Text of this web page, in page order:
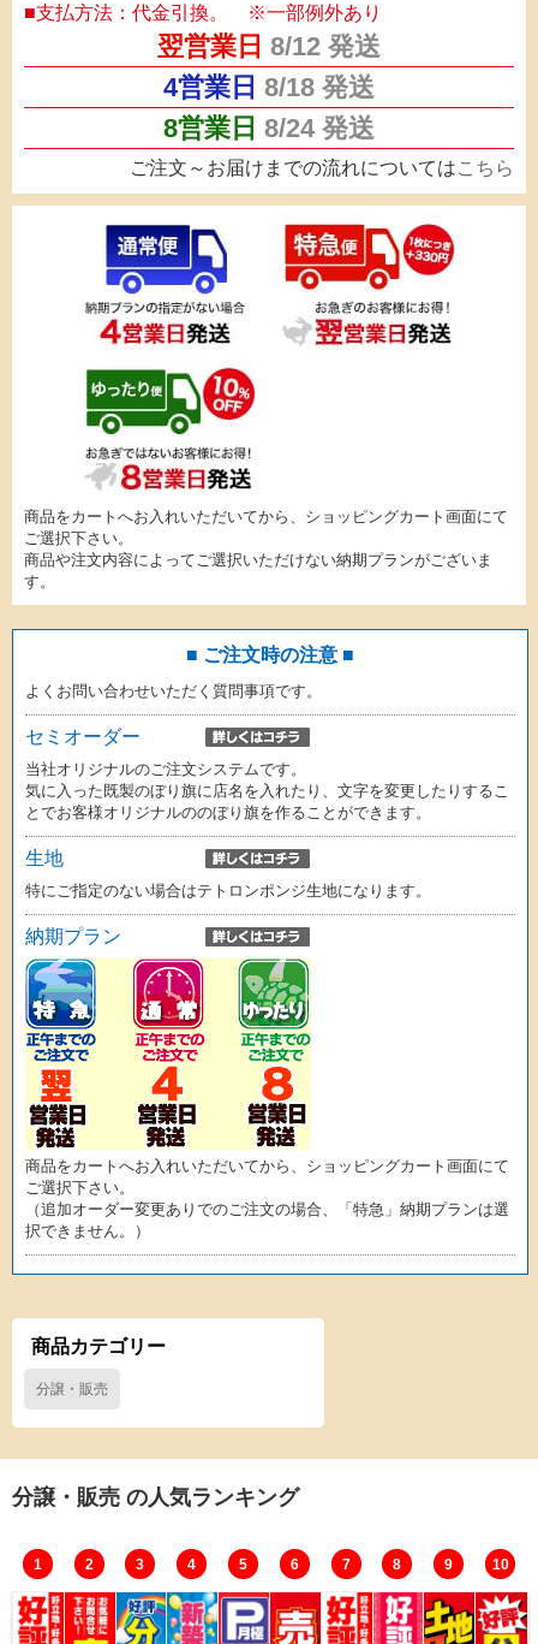
■支払方法：代金引換。 ※一部例外あり
翌営業日 8/12 発送
4営業日 8/18 発送
8営業日 8/24 発送
ご注文～お届けまでの流れについてはこちら
商品をカートへお入れいただいてから、ショッピングカート画面にて
ご選択下さい。
商品や注文内容によってご選択いただけない納期プランがございま
す。
■ ご注文時の注意 ■
よくお問い合わせいただく質問事項です。
セミオーダー
当社オリジナルのご注文システムです。
気に入った既製のぼり旗に店名を入れたり、文字を変更したりするこ
とでお客様オリジナルののぼり旗を作ることができます。
生地
特にご指定のない場合はテトロンポンジ生地になります。
納期プラン
商品をカートへお入れいただいてから、ショッピングカート画面にて
ご選択下さい。
（追加オーダー変更ありでのご注文の場合、「特急」納期プランは選
択できません。）
商品カテゴリー
分譲・販売
分譲・販売 の人気ランキング
1 2 3 4 5 6 7 8 9 10